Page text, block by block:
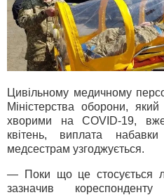
Цивільному медичному
Міністерства оборони,
хворими на COVID-19,
квітень, виплата
медсестрам узгоджується.
— Поки що це стосується
зазначив